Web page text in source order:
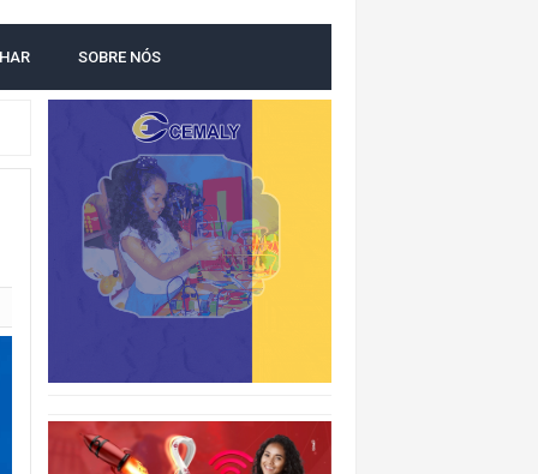
SOBRE NÓS